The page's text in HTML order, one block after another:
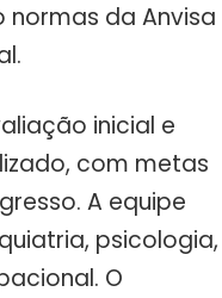
normas da Anvisa
inicial e
com metas
A equipe
psicologia,
O